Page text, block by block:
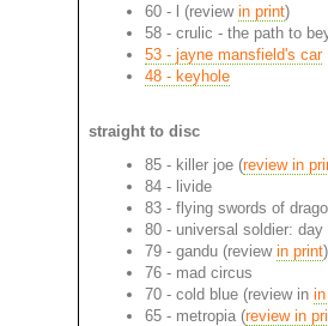
60 - l (review in print)
58 - crulic - the path to
53 - jayne mansfield's car
48 - keyhole
straight to disc
85 - killer joe (review in
84 - livide
83 - flying swords of
80 - universal soldier: day
79 - gandu (review in print)
76 - mad circus
70 - cold blue (review in
65 - metropia (review in